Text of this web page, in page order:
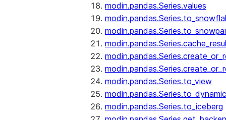
modin.pandas.Series.values
modin.pandas.Series.to_view
modin.pandas.Series.to_iceberg